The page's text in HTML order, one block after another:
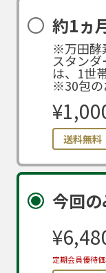
約1ヵ
※万田酵
スタン
は、1世
※30包の
送料無料
今回
定期会員優待